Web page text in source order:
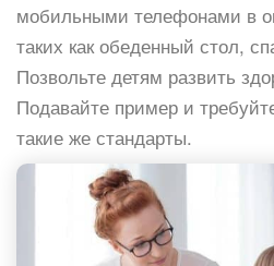
мобильными телефонами в
таких как обеденный стол,
Позвольте детям развить
Подавайте пример и
такие же стандарты.